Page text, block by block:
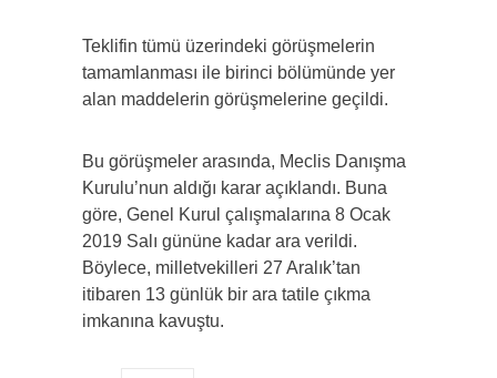
Teklifin tümü üzerindeki görüşmelerin
tamamlanması ile birinci bölümünde yer
alan maddelerin görüşmelerine geçildi.
Bu görüşmeler arasında, Meclis Danışma
Kurulu’nun aldığı karar açıklandı. Buna
göre, Genel Kurul çalışmalarına 8 Ocak
2019 Salı gününe kadar ara verildi.
Böylece, milletvekilleri 27 Aralık’tan
itibaren 13 günlük bir ara tatile çıkma
imkanına kavuştu.